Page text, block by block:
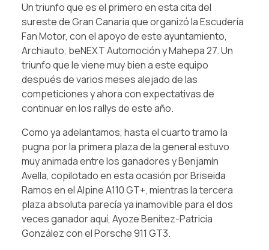
Un triunfo que es el primero en esta cita del
sureste de Gran Canaria que organizó la Escudería
Fan Motor, con el apoyo de este ayuntamiento,
Archiauto, beNEXT Automoción y Mahepa 27. Un
triunfo que le viene muy bien a este equipo
después de varios meses alejado de las
competiciones y ahora con expectativas de
continuar en los rallys de este año.
Como ya adelantamos, hasta el cuarto tramo la
pugna por la primera plaza de la general estuvo
muy animada entre los ganadores y Benjamín
Avella, copilotado en esta ocasión por Briseida
Ramos en el Alpine A110 GT+, mientras la tercera
plaza absoluta parecía ya inamovible para el dos
veces ganador aquí, Ayoze Benítez-Patricia
González con el Porsche 911 GT3.